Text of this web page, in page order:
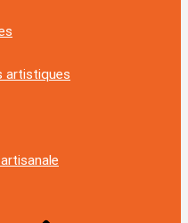
artistiques